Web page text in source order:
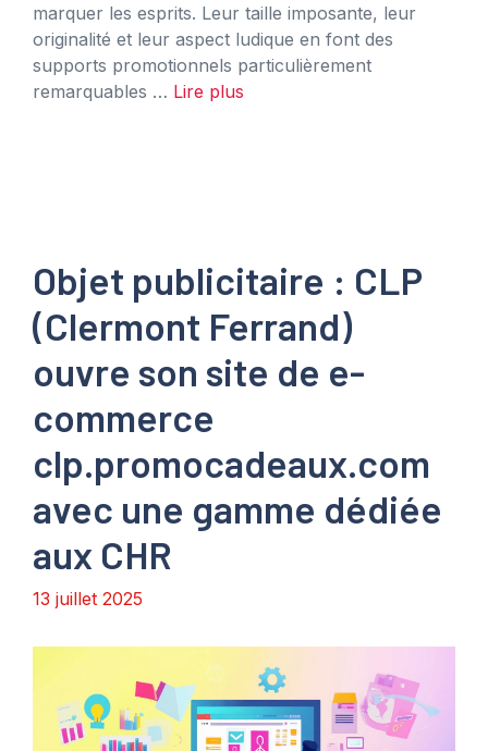
marquer les esprits. Leur taille imposante, leur
originalité et leur aspect ludique en font des
supports promotionnels particulièrement
remarquables … Lire plus
Objet publicitaire : CLP
(Clermont Ferrand)
ouvre son site de e-
commerce
clp.promocadeaux.com
avec une gamme dédiée
aux CHR
13 juillet 2025